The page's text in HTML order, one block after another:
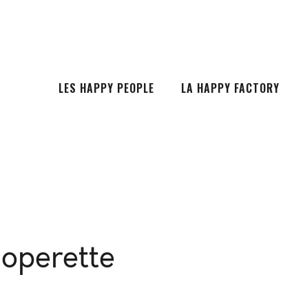
LES HAPPY PEOPLE LA HAPPY FACTORY
operette